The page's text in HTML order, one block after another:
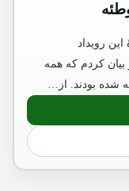
رویداد
کردم که همه
شده بودند. از…
بیان حقایق در مورد توطئه